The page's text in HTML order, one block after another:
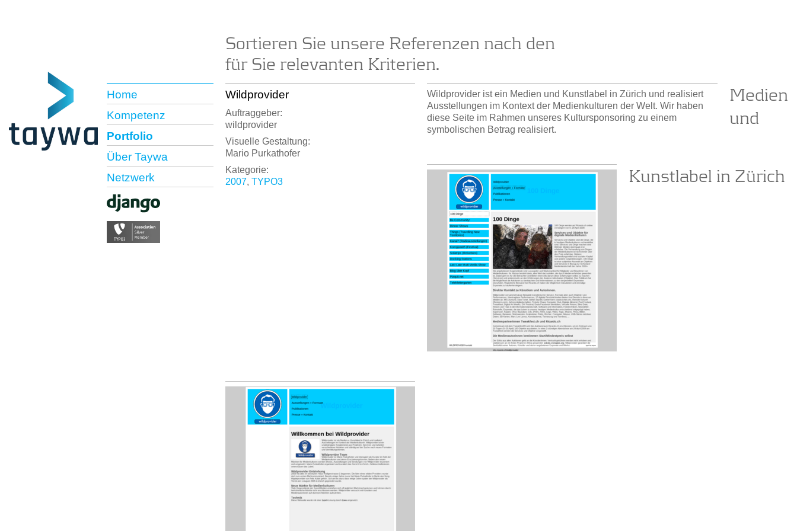
Home
Kompetenz
Portfolio
Über Taywa
Netzwerk
Sortieren Sie unsere Referenzen nach den
für Sie relevanten Kriterien.
Wildprovider
Auftraggeber:
wildprovider
Visuelle Gestaltung:
Mario Purkathofer
Kategorie:
2007, TYPO3
Wildprovider ist ein Medien und Kunstlabel in Zürich und realisiert
Ausstellungen im Kontext der Medienkulturen der Welt. Wir haben
diese Seite im Rahmen unseres Kultursponsoring zu einem
symbolischen Betrag realisiert.
Medien
und
Kunstlabel in Zürich